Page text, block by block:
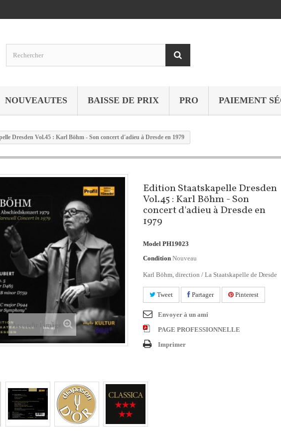
NOUVEAUTES BAISSE DE PRIX PRO PAIEMENT
Dresden Vol.45 : Karl Böhm - Son concert d'adieu à Dresde en 1979
Agrandir l'image
Edition Staatskapelle Dresden
Vol.45 : Karl Böhm - Son
concert d'adieu à Dresde en
1979
Model PH19023
Condition Nouveau
Karl Böhm, direction / La Staatskapelle de Dresde
Tweet Partager Pinterest
Envoyer à un ami
PAGE PROFESSIONNELLE
Imprimer